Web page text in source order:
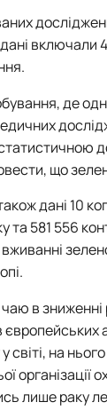
включали
де
що
дані 10
та 581 556
в
світі, на
лише раку